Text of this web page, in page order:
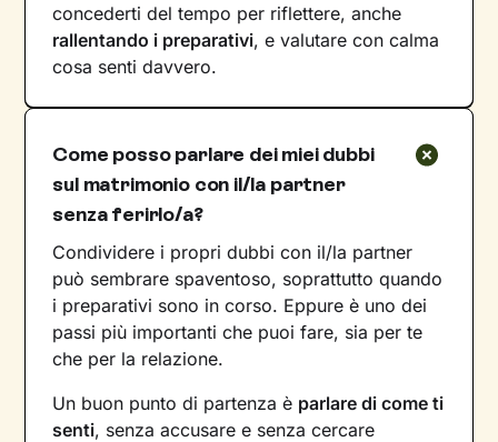
concederti del tempo per riflettere, anche
rallentando i preparativi, e valutare con calma
cosa senti davvero.
Come posso parlare dei miei dubbi
sul matrimonio con il/la partner
senza ferirlo/a?
Condividere i propri dubbi con il/la partner
può sembrare spaventoso, soprattutto quando
i preparativi sono in corso. Eppure è uno dei
passi più importanti che puoi fare, sia per te
che per la relazione.
Un buon punto di partenza è parlare di come ti
senti, senza accusare e senza cercare